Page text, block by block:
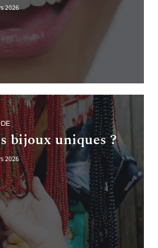
2026
bijoux uniques ?
2026